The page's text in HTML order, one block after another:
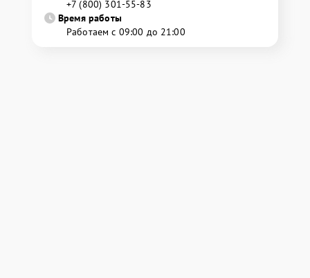
+7 (800) 301-55-83
Время работы
Работаем с 09:00 до 21:00